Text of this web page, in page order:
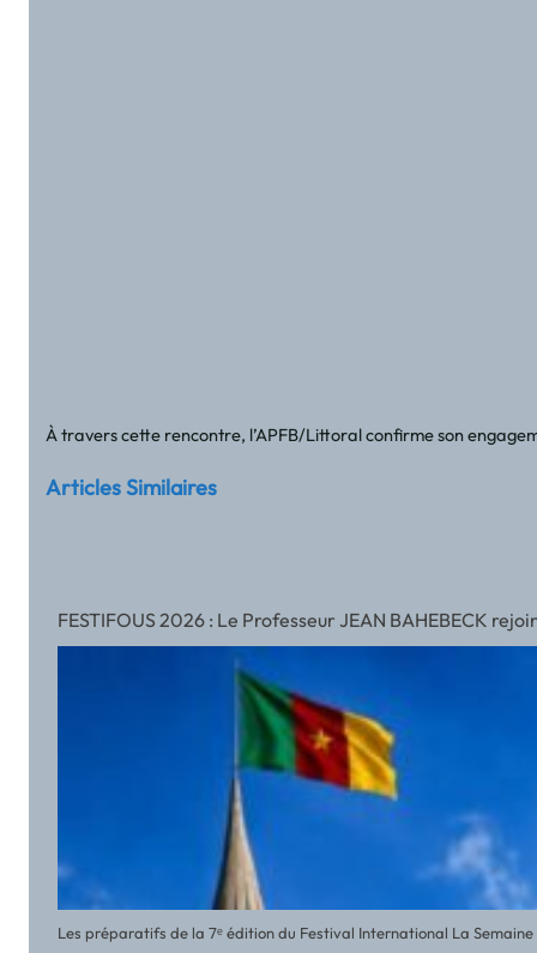
À travers cette rencontre, l’APFB/Littoral confirme son
Articles Similaires
FESTIFOUS 2026 : Le Professeur JEAN BAHEBECK
Les préparatifs de la 7ᵉ édition du Festival International La